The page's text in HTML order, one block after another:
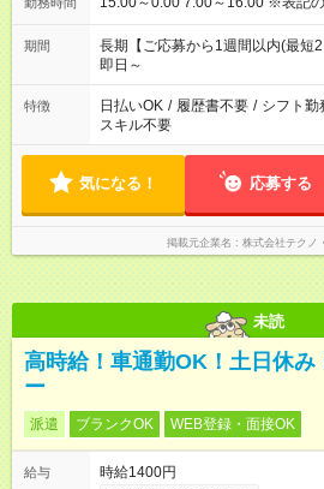
期間
長期【ご応募から1週間以内(最短
即日～
特徴 日払いOK / 履歴書不要 / シフト勤
スキル不要
気になる！ 応募する
掲載元企業名 株式会社テクノ
未読
高時給！車通勤OK！土日休み
ー
派遣 ブランクOK WEB登録・面接OK
給与
時給1400円